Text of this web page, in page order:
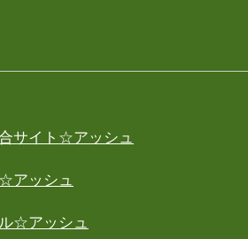
サイト☆アッシュ
アッシュ
☆アッシュ